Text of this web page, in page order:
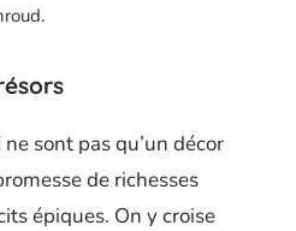
ne sont pas qu’un décor
de richesses
épiques. On y croise